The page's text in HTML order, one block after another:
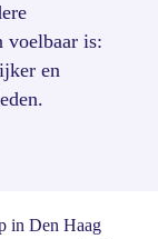
voelbaar is:
en
in Den Haag